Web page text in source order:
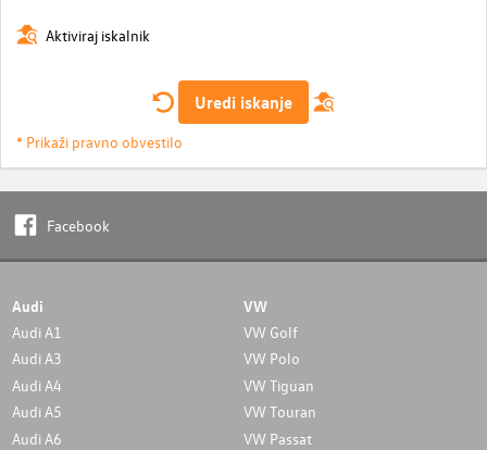
Aktiviraj iskalnik
Uredi iskanje
* Prikaži pravno obvestilo
Facebook
Audi
Audi A1
Audi A3
Audi A4
Audi A5
Audi A6
VW
VW Golf
VW Polo
VW Tiguan
VW Touran
VW Passat